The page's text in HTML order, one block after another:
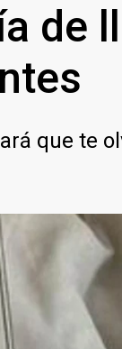
de
que te